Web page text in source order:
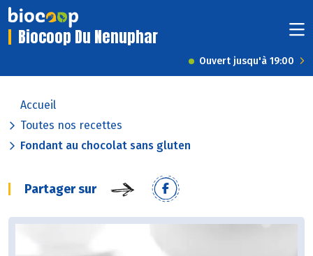
Biocoop Du Nenuphar
Ouvert jusqu'à 19:00
Accueil
Toutes nos recettes
Fondant au chocolat sans gluten
Partager sur